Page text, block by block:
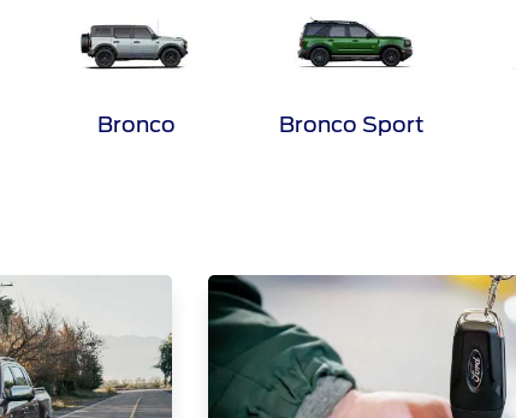
Bronco Bronco Sport